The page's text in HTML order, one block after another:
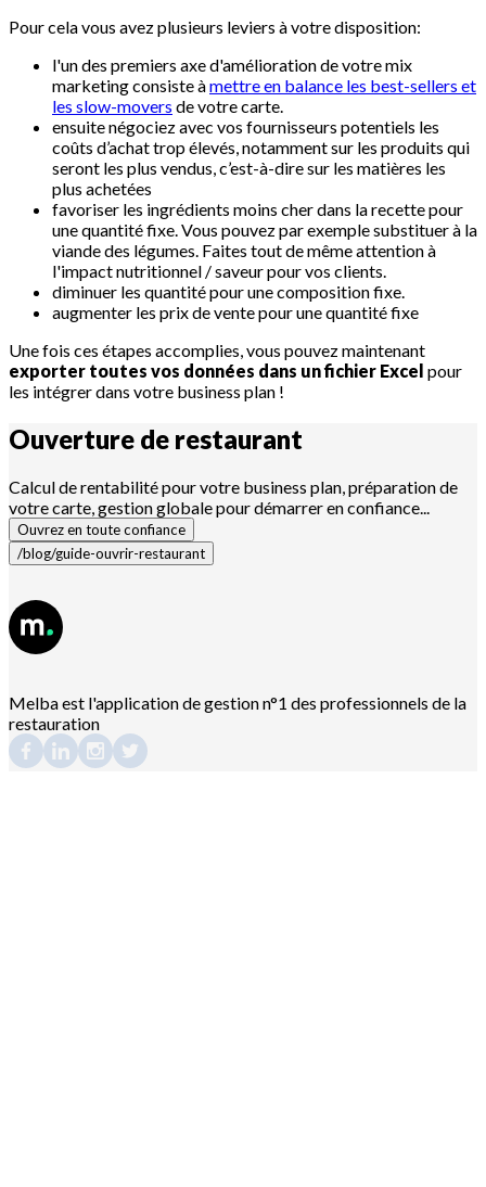
Pour cela vous avez plusieurs leviers à votre disposition:
l'un des premiers axe d'amélioration de votre mix
marketing consiste àmettre en balance les best-sellers et
les slow-movers de votre carte.
ensuite négociez avec vos fournisseurs potentiels les
coûts d’achat trop élevés, notamment sur les produits qui
seront les plus vendus, c’est-à-dire sur les matières les
plus achetées
favoriser les ingrédients moins cher dans la recette pour
une quantité fixe. Vous pouvez par exemple substituer à la
viande des légumes. Faites tout de même attention à
l'impact nutritionnel / saveur pour vos clients.
diminuer les quantité pour une composition fixe.
augmenter les prix de vente pour une quantité fixe
Une fois ces étapes accomplies, vous pouvez maintenant
exporter toutes vos données dans un fichier Excel pour
les intégrer dans votre business plan !
Ouverture de restaurant
Calcul de rentabilité pour votre business plan, préparation de
votre carte, gestion globale pour démarrer en confiance...
Ouvrez en toute confiance
/blog/guide-ouvrir-restaurant
Melba est l'application de gestion n°1 des professionnels de la
restauration